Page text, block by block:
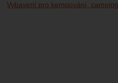
Vybavení pro kempování,